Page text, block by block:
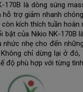
170B là dòng súng
hỗ trợ giảm nhanh
còn kích thích tuần hoàn
bật của Nikio NK-170B
nhức nhẹ cho đến
chỉ dừng lại ở
độ phù hợp với từng